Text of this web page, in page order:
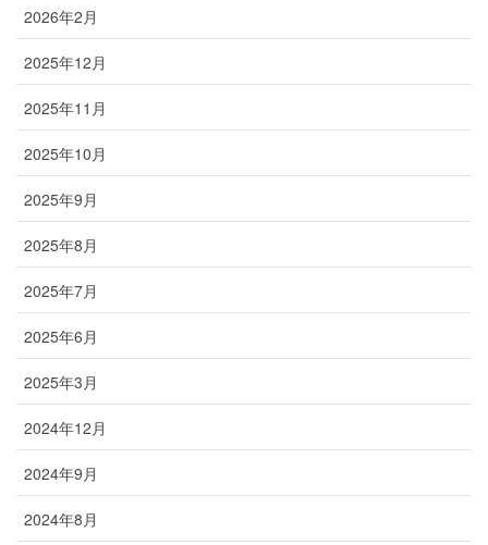
2026年2月
2025年12月
2025年11月
2025年10月
2025年9月
2025年8月
2025年7月
2025年6月
2025年3月
2024年12月
2024年9月
2024年8月